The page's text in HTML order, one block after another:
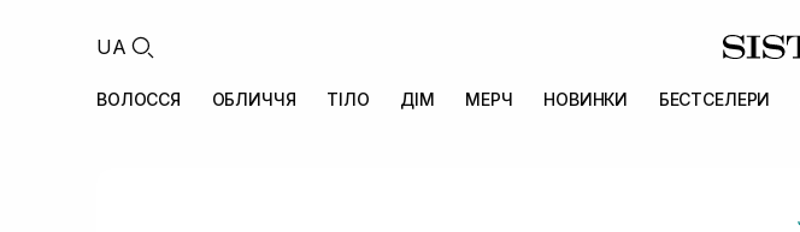
UA
ВОЛОССЯ ОБЛИЧЧЯ ТІЛО ДІМ МЕРЧ НОВИНКИ БЕСТСЕЛЕРИ